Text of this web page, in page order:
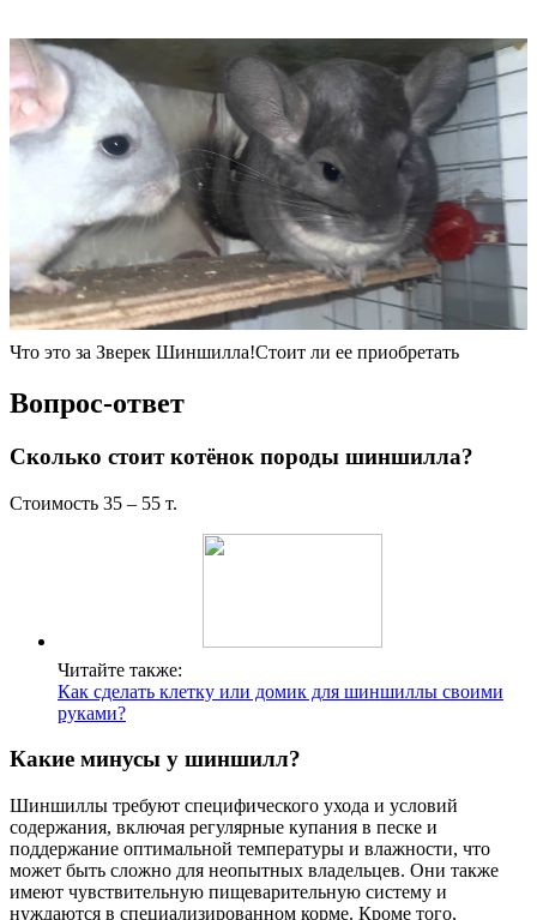
Что это за Зверек Шиншилла!Стоит ли ее приобретать
Вопрос-ответ
Сколько стоит котёнок породы шиншилла?
Стоимость 35 – 55 т.
Читайте также:
Как сделать клетку или домик для шиншиллы своими
руками?
Какие минусы у шиншилл?
Шиншиллы требуют специфического ухода и условий
содержания, включая регулярные купания в песке и
поддержание оптимальной температуры и влажности, что
может быть сложно для неопытных владельцев. Они также
имеют чувствительную пищеварительную систему и
нуждаются в специализированном корме. Кроме того,